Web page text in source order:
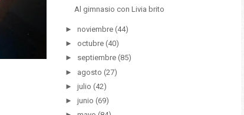
Al gimnasio con Livia brito
► noviembre (44)
► octubre (40)
► septiembre (85)
► agosto (27)
► julio (42)
► junio (69)